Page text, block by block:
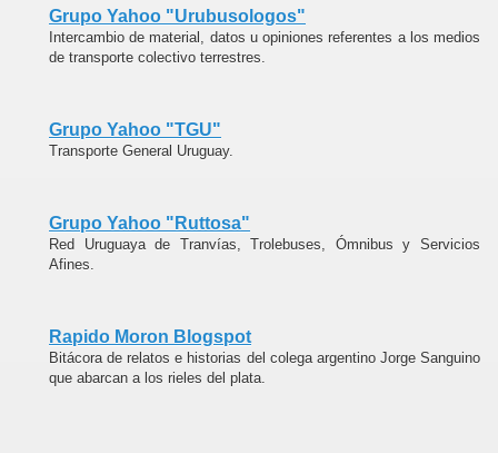
Grupo Yahoo "Urubusologos"
Intercambio de material, datos u opiniones referentes a los medios
de transporte colectivo terrestres.
Grupo Yahoo "TGU"
Transporte General Uruguay.
Grupo Yahoo "Ruttosa"
Red Uruguaya de Tranvías, Trolebuses, Ómnibus y Servicios
Afines.
Rapido Moron Blogspot
Bitácora de relatos e historias del colega argentino Jorge Sanguino
que abarcan a los rieles del plata.